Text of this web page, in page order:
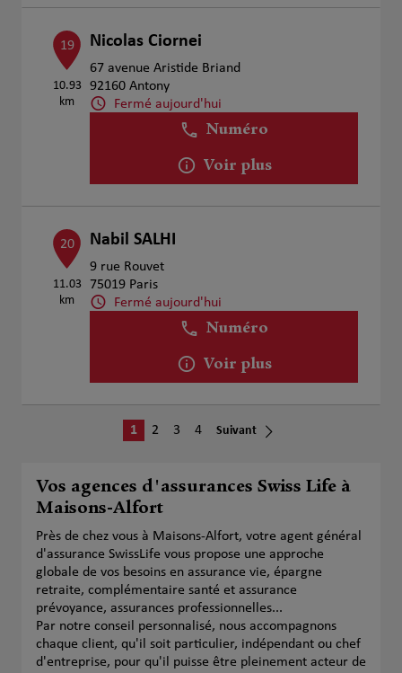
19
10.93
km
Nicolas Ciornei
67 avenue Aristide Briand
92160 Antony
Fermé aujourd'hui
Numéro
Voir plus
20
11.03
km
Nabil SALHI
9 rue Rouvet
75019 Paris
Fermé aujourd'hui
Numéro
Voir plus
1 2 3 4 Suivant
Vos agences d'assurances Swiss Life à
Maisons-Alfort
Près de chez vous à Maisons-Alfort, votre agent général
d'assurance SwissLife vous propose une approche
globale de vos besoins en assurance vie, épargne
retraite, complémentaire santé et assurance
prévoyance, assurances professionnelles...
Par notre conseil personnalisé, nous accompagnons
chaque client, qu'il soit particulier, indépendant ou chef
d'entreprise, pour qu'il puisse être pleinement acteur de